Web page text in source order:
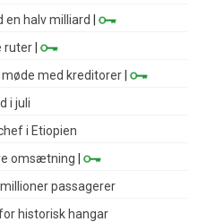
en halv milliard
|
ruter |
med kreditorer |
i juli
i Etiopien
omsætning |
passagerer
historisk hangar